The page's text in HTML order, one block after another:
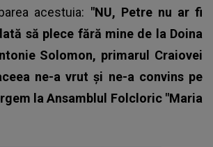
acestuia: "NU, Petre nu ar fi
să plece fără mine de la Doina
Solomon, primarul Craiovei
ne-a vrut și ne-a convins pe
la Ansamblul Folcloric "Maria